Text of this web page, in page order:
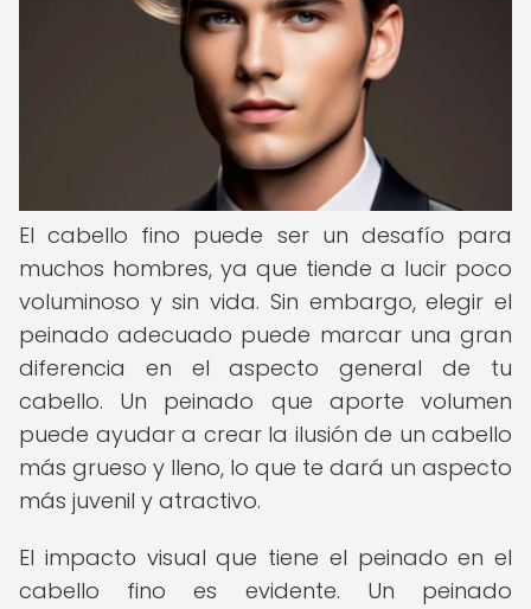
El cabello fino puede ser un desafío para
muchos hombres, ya que tiende a lucir poco
voluminoso y sin vida. Sin embargo, elegir el
peinado adecuado puede marcar una gran
diferencia en el aspecto general de tu
cabello. Un peinado que aporte volumen
puede ayudar a crear la ilusión de un cabello
más grueso y lleno, lo que te dará un aspecto
más juvenil y atractivo.
El impacto visual que tiene el peinado en el
cabello fino es evidente. Un peinado